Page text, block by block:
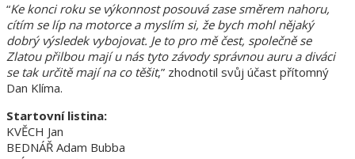
“Ke konci roku se výkonnost posouvá zase směrem nahoru,
cítím se líp na motorce a myslím si, že bych mohl nějaký
dobrý výsledek vybojovat. Je to pro mě čest, společně se
Zlatou přilbou mají u nás tyto závody správnou auru a diváci
se tak určitě mají na co těšit,” zhodnotil svůj účast přítomný
Dan Klíma.
Startovní listina:
KVĚCH Jan
BEDNÁŘ Adam Bubba